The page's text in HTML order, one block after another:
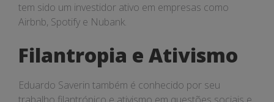
tem sido um investidor ativo em empresas como
Airbnb, Spotify e Nubank.
Filantropia e Ativismo
Eduardo Saverin também é conhecido por seu